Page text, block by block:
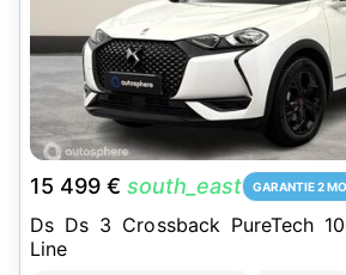
15 499 € south_east GARANTIE 2
Ds Ds 3 Crossback PureTech
Line